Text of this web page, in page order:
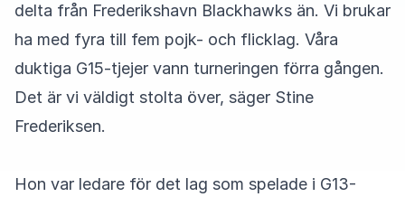
delta från Frederikshavn Blackhawks än. Vi brukar
ha med fyra till fem pojk- och flicklag. Våra
duktiga G15-tjejer vann turneringen förra gången.
Det är vi väldigt stolta över, säger Stine
Frederiksen.
Hon var ledare för det lag som spelade i G13-